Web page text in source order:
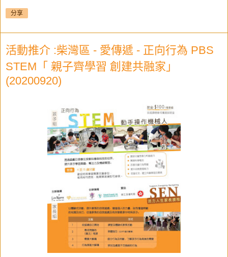
分享
活動推介 :柴灣區 - 愛傳遞 - 正向行為 PBS
STEM「 親子齊學習 創建共融家」
(20200920)